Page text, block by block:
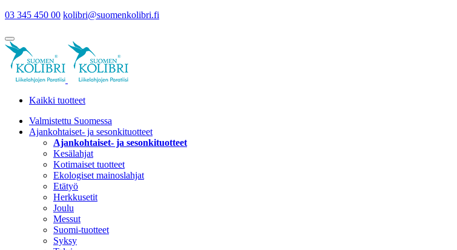
03 345 450 00 kolibri@suomenkolibri.fi
Kaikki tuotteet
Valmistettu Suomessa
Ajankohtaiset- ja sesonkituotteet
Ajankohtaiset- ja sesonkituotteet
Kesälahjat
Kotimaiset tuotteet
Ekologiset mainoslahjat
Etätyö
Herkkusetit
Joulu
Messut
Suomi-tuotteet
Syksy